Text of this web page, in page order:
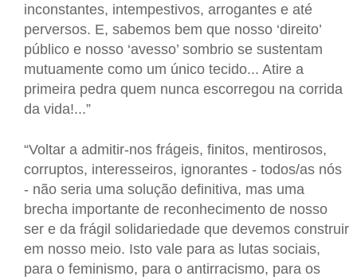
inconstantes, intempestivos, arrogantes e até
perversos. E, sabemos bem que nosso ‘direito’
público e nosso ‘avesso’ sombrio se sustentam
mutuamente como um único tecido... Atire a
primeira pedra quem nunca escorregou na corrida
da vida!...”
“Voltar a admitir-nos frágeis, finitos, mentirosos,
corruptos, interesseiros, ignorantes - todos/as nós
- não seria uma solução definitiva, mas uma
brecha importante de reconhecimento de nosso
ser e da frágil solidariedade que devemos construir
em nosso meio. Isto vale para as lutas sociais,
para o feminismo, para o antirracismo, para os